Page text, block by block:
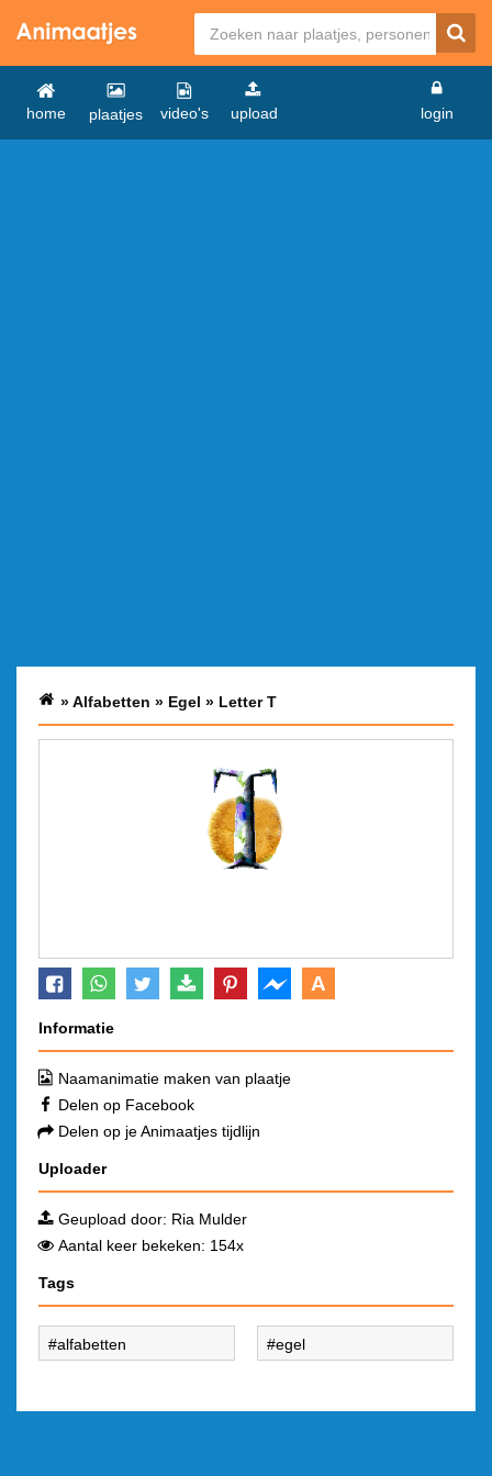
home plaatjes video's upload login
»Alfabetten » Egel » Letter T
A
Informatie
Naamanimatie maken van plaatje
Delen op Facebook
Delen op je Animaatjes tijdlijn
Uploader
Geupload door: Ria Mulder
Aantal keer bekeken: 154x
Tags
alfabetten egel